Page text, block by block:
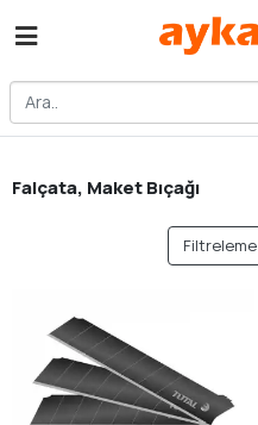
Falçata, Maket Bıçağı
Filtreleme